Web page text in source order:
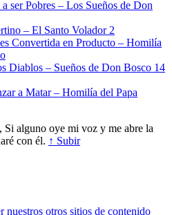
ser Pobres – Los Sueños de Don
– El Santo Volador 2
Convertida en Producto – Homilía
Diablos – Sueños de Don Bosco 14
a Matar – Homilía del Papa
alguno oye mi voz y me abre la
con él. ↑ Subir
nuestros otros sitios de contenido